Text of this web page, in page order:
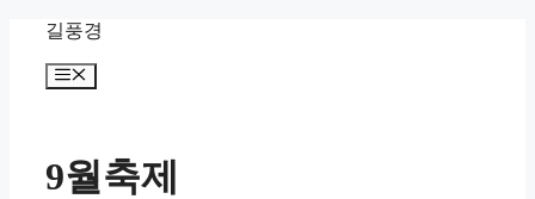
content
길풍경
Menu
9월축제